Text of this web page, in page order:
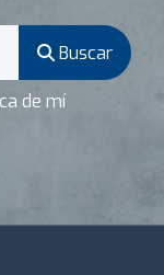
Buscar
de mí